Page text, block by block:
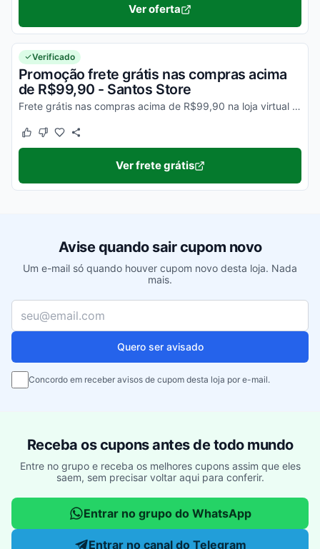
Ver oferta
Verificado
Promoção frete grátis nas compras acima
de R$99,90 - Santos Store
Frete grátis nas compras acima de R$99,90 na loja virtual do Santos Store. Torça e Aproveite!
Este cupom funcionou
Este cupom não funcionou
Ver frete grátis
Avise quando sair cupom novo
Um e-mail só quando houver cupom novo desta loja. Nada
mais.
Seu e-mail
Quero ser avisado
Concordo em receber avisos de cupom desta loja por e-mail.
Receba os cupons antes de todo mundo
Entre no grupo e receba os melhores cupons assim que eles
saem, sem precisar voltar aqui para conferir.
Entrar no grupo do WhatsApp
Entrar no canal do Telegram